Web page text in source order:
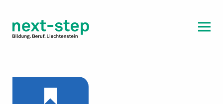
Beratung & Unterstützung